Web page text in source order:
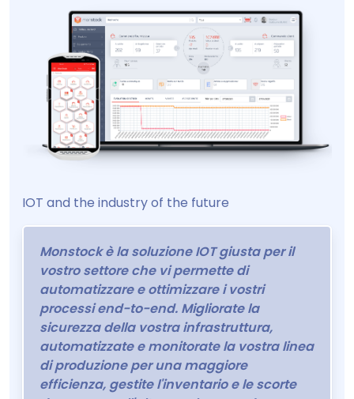
IOT and the industry of the future
Monstock è la soluzione IOT giusta per il
vostro settore che vi permette di
automatizzare e ottimizzare i vostri
processi end-to-end. Migliorate la
sicurezza della vostra infrastruttura,
automatizzate e monitorate la vostra linea
di produzione per una maggiore
efficienza, gestite l'inventario e le scorte